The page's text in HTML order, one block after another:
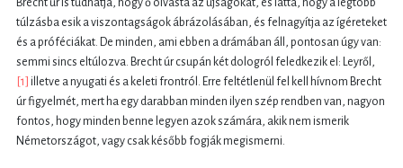
Brecht úr is tudhatja, hogy ő olvasta az újságokat, és látta, hogy a legtöbb
túlzásba esik a viszontagságok ábrázolásában, és felnagyítja az ígéreteket
és a próféciákat. De minden, ami ebben a drámában áll, pontosan úgy van:
semmi sincs eltúlozva. Brecht úr csupán két dologról feledkezik el: Leyről,
[1] illetve a nyugati és a keleti frontról. Erre feltétlenül fel kell hívnom Brecht
úr figyelmét, mert ha egy darabban minden ilyen szép rendben van, nagyon
fontos, hogy minden benne legyen azok számára, akik nem ismerik
Németországot, vagy csak később fogják megismerni.